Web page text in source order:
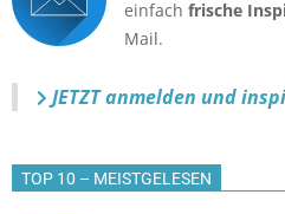
einfach frische
Mail.
JETZT anmelden und
TOP 10 – MEISTGELESEN